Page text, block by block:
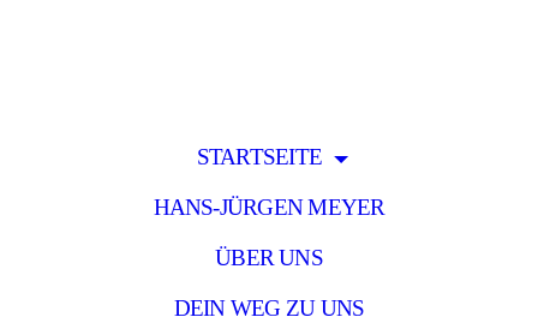
STARTSEITE
HANS-JÜRGEN MEYER
ÜBER UNS
DEIN WEG ZU UNS